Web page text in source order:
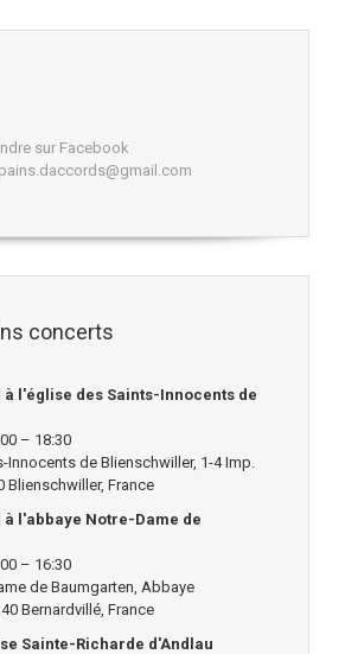
sur Facebook
concerts
à l'église des Saints-Innocents de
– 18:30
Innocents de Blienschwiller, 1-4 Imp.
Blienschwiller, France
l'abbaye Notre-Dame de
– 16:30
de Baumgarten, Abbaye
Bernardvillé, France
Sainte-Richarde d'Andlau